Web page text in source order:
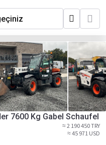
7600 Kg Gabel Schaufel
≈ 2 190 450 TRY
≈ 45 971 USD